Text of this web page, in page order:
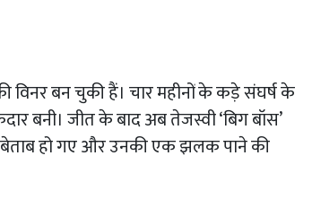
विनर बन चुकी हैं। चार महीनों के कड़े संघर्ष के
बनी। जीत के बाद अब तेजस्वी ‘बिग बॉस’
हो गए और उनकी एक झलक पाने की